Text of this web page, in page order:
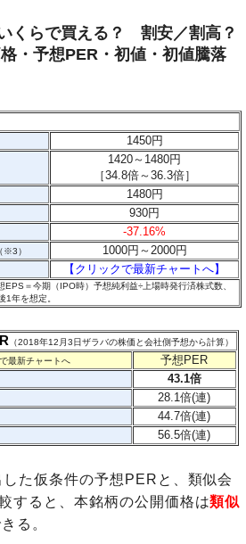
くらで買える？ 割安／割高？
格・予想PER・初値・初値騰落
1450円
1420～1480円
［34.8倍～36.3倍］
1480円
930円
-37.16%
（※3）
1000円～2000円
【クリックで最新チャートへ】
＝今期（IPO時）予想純利益÷上場時発行済株式数、
1年を想定。
（2018年12月3日ザラバの株価と会社側予想から計算）
最新チャートへ
予想PER
43.1倍
28.1倍(連)
44.7倍(連)
56.5倍(連)
た仮条件の予想PERと、類似会
すると、本銘柄の公開価格は類似
る。